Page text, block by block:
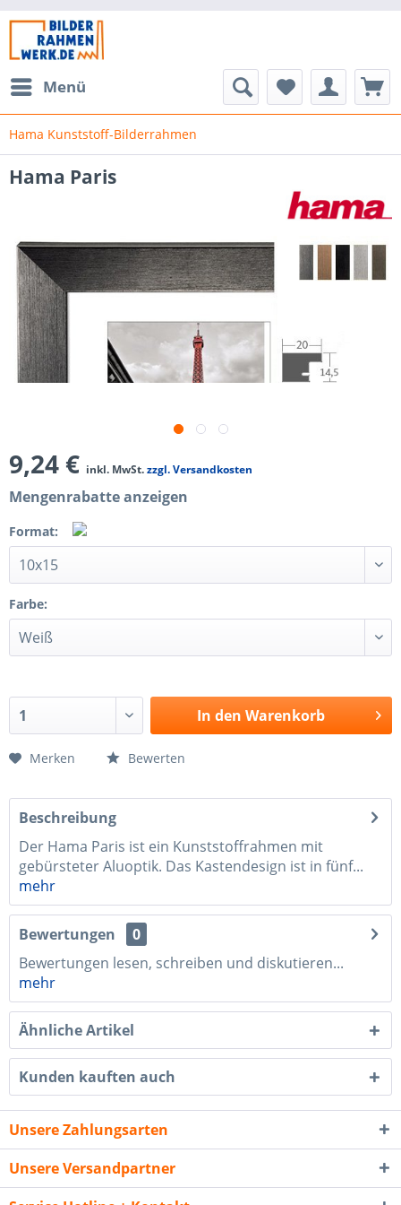
Menü
Hama Kunststoff-Bilderrahmen
Hama Paris
9,24 € inkl. MwSt.zzgl. Versandkosten
Mengenrabatte anzeigen
Format:
Farbe:
In den Warenkorb
Merken Bewerten
Beschreibung
Der Hama Paris ist ein Kunststoffrahmen mit
gebürsteter Aluoptik. Das Kastendesign ist in fünf...
mehr
Bewertungen
0
Bewertungen lesen, schreiben und diskutieren...
mehr
Ähnliche Artikel
Kunden kauften auch
Unsere Zahlungsarten
Unsere Versandpartner